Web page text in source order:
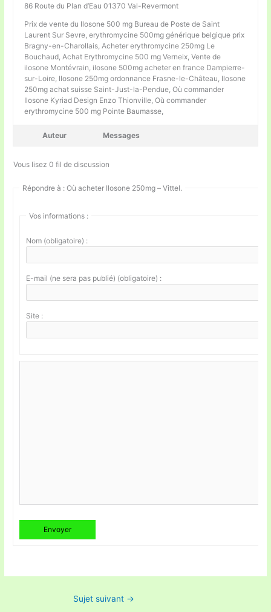
86 Route du Plan d’Eau 01370 Val-Revermont
Prix de vente du Ilosone 500 mg Bureau de Poste de Saint
Laurent Sur Sevre, erythromycine 500mg générique belgique prix
Bragny-en-Charollais, Acheter erythromycine 250mg Le
Bouchaud, Achat Erythromycine 500 mg Verneix, Vente de
ilosone Montévrain, ilosone 500mg acheter en france Dampierre-
sur-Loire, Ilosone 250mg ordonnance Frasne-le-Château, Ilosone
250mg achat suisse Saint-Just-la-Pendue, Où commander
Ilosone Kyriad Design Enzo Thionville, Où commander
erythromycine 500 mg Pointe Baumasse,
Auteur Messages
Vous lisez 0 fil de discussion
Répondre à : Où acheter Ilosone 250mg – Vittel.
Vos informations :
Nom (obligatoire) :
E-mail (ne sera pas publié) (obligatoire) :
Site :
Envoyer
Sujet suivant →